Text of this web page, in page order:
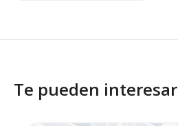
Te pueden interesar